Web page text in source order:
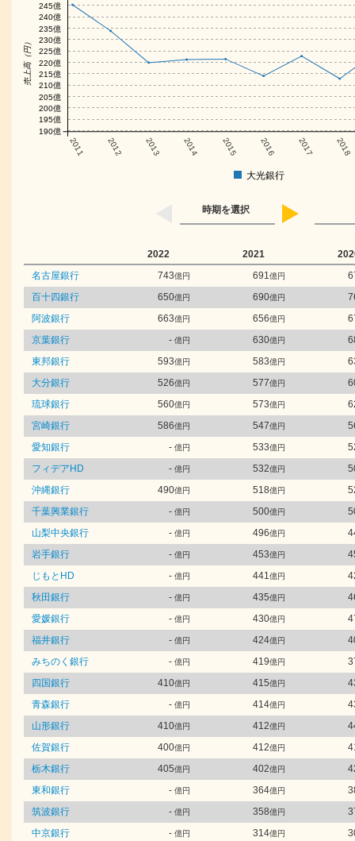
2011 2012 2013 2014 2015 2016 2017 2018
売上高（円）
190億
195億
200億
205億
210億
215億
220億
225億
230億
235億
240億
245億
大光銀行
時期を選択
2022 2021
名古屋銀行
743億円 691億円
百十四銀行
650億円 690億円
阿波銀行
663億円 656億円
京葉銀行
- 億円 630億円
東邦銀行
593億円 583億円
大分銀行
526億円 577億円
琉球銀行
560億円 573億円
宮崎銀行
586億円 547億円
愛知銀行
- 億円 533億円
フィデアHD
- 億円 532億円
沖縄銀行
490億円 518億円
千葉興業銀行
- 億円 500億円
山梨中央銀行
- 億円 496億円
岩手銀行
- 億円 453億円
じもとHD
- 億円 441億円
秋田銀行
- 億円 435億円
愛媛銀行
- 億円 430億円
福井銀行
- 億円 424億円
みちのく銀行
- 億円 419億円
四国銀行
410億円 415億円
青森銀行
- 億円 414億円
山形銀行
410億円 412億円
佐賀銀行
400億円 412億円
栃木銀行
405億円 402億円
東和銀行
- 億円 364億円
筑波銀行
- 億円 358億円
中京銀行
- 億円 314億円